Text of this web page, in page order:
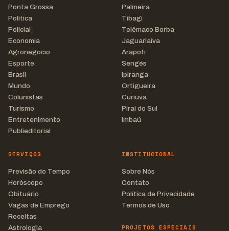
Ponta Grossa
Política
Policial
Economia
Agronegócio
Esporte
Brasil
Mundo
Colunistas
Turismo
Entretenimento
Publieditorial
Palmeira
Tibagi
Telêmaco Borba
Jaguariaíva
Arapoti
Sengés
Ipiranga
Ortigueira
Curiúva
Piraí do Sul
Imbaú
SERVIÇOS
Previsão do Tempo
Horóscopo
Obituário
Vagas de Emprego
Receitas
Astrologia
INSTITUCIONAL
Sobre Nós
Contato
Política de Privacidade
Termos de Uso
PROJETOS ESPECIAIS